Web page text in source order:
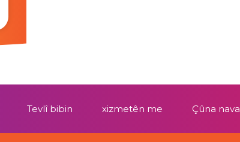
Çûna nava
xizmetên me
Tevlî bibin